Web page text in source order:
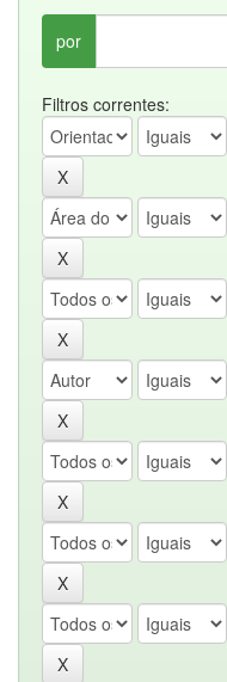
por
Filtros correntes: